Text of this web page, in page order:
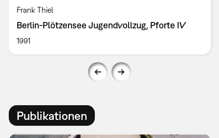
Frank Thiel
Berlin-Plötzensee Jugendvollzug, Pforte IV
1991
Publikationen